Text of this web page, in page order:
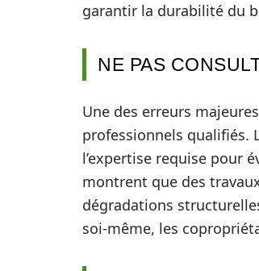
garantir la durabilité du
NE PAS
Une des erreurs
professionnels qualifiés.
l’expertise requise pour
montrent que des
dégradations
soi-même, les